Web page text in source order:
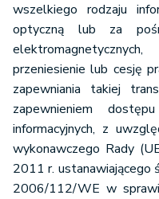
wszelkiego rodzaju
optyczną lub za
przeniesienie lub cesję
zapewniania takiej
zapewnieniem
informacyjnych, z
wykonawczego Rady
2011 r. ustanawiającego
2006/112/WE w